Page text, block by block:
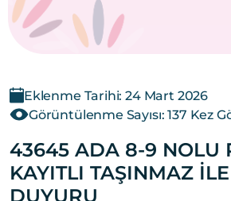
Eklenme Tarihi: 24 Mart 2026
Görüntülenme Sayısı: 137 Kez
43645 ADA 8-9 NOLU
KAYITLI TAŞINMAZ
DUYURU